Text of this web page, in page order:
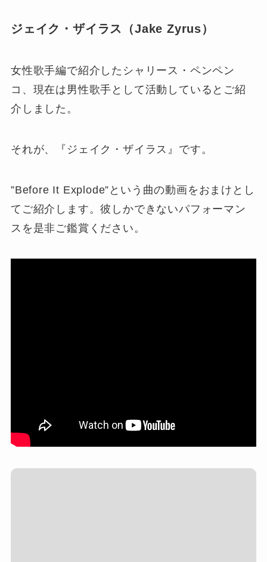
ジェイク・ザイラス（Jake Zyrus）
女性歌手編で紹介したシャリース・ペンペン
コ、現在は男性歌手として活動しているとご紹
介しました。
それが、『ジェイク・ザイラス』です。
”Before It Explode”という曲の動画をおまけとし
てご紹介します。彼しかできないパフォーマン
スを是非ご鑑賞ください。